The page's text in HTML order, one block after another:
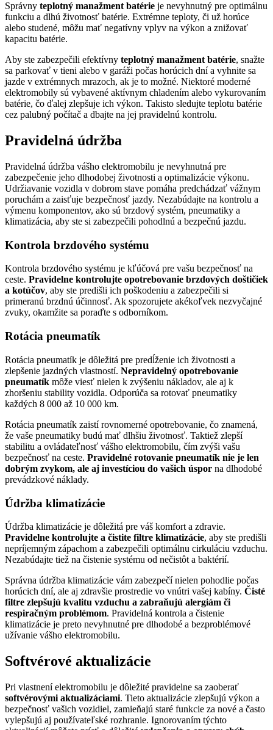
Správny teplotný manažment batérie je nevyhnutný pre optimálnu
funkciu a dlhú životnosť batérie. Extrémne teploty, či už horúce
alebo studené, môžu mať negatívny vplyv na výkon a znižovať
kapacitu batérie.
Aby ste zabezpečili efektívny teplotný manažment batérie, snažte
sa parkovať v tieni alebo v garáži počas horúcich dní a vyhnite sa
jazde v extrémnych mrazoch, ak je to možné. Niektoré moderné
elektromobily sú vybavené aktívnym chladením alebo vykurovaním
batérie, čo ďalej zlepšuje ich výkon. Takisto sledujte teplotu batérie
cez palubný počítač a dbajte na jej pravidelnú kontrolu.
Pravidelná údržba
Pravidelná údržba vášho elektromobilu je nevyhnutná pre
zabezpečenie jeho dlhodobej životnosti a optimalizácie výkonu.
Udržiavanie vozidla v dobrom stave pomáha predchádzať vážnym
poruchám a zaisťuje bezpečnosť jazdy. Nezabúdajte na kontrolu a
výmenu komponentov, ako sú brzdový systém, pneumatiky a
klimatizácia, aby ste si zabezpečili pohodlnú a bezpečnú jazdu.
Kontrola brzdového systému
Kontrola brzdového systému je kľúčová pre vašu bezpečnosť na
ceste. Pravidelne kontrolujte opotrebovanie brzdových doštičiek
a kotúčov, aby ste predišli ich poškodeniu a zabezpečili si
primeranú brzdnú účinnosť. Ak spozorujete akékoľvek nezvyčajné
zvuky, okamžite sa poraďte s odborníkom.
Rotácia pneumatík
Rotácia pneumatík je dôležitá pre predĺženie ich životnosti a
zlepšenie jazdných vlastností. Nepravidelný opotrebovanie
pneumatík môže viesť nielen k zvýšeniu nákladov, ale aj k
zhoršeniu stability vozidla. Odporúča sa rotovať pneumatiky
každých 8 000 až 10 000 km.
Rotácia pneumatík zaistí rovnomerné opotrebovanie, čo znamená,
že vaše pneumatiky budú mať dlhšiu životnosť. Taktiež zlepší
stabilitu a ovládateľnosť vášho elektromobilu, čím zvýši vašu
bezpečnosť na ceste. Pravidelné rotovanie pneumatík nie je len
dobrým zvykom, ale aj investíciou do vašich úspor na dlhodobé
prevádzkové náklady.
Údržba klimatizácie
Údržba klimatizácie je dôležitá pre váš komfort a zdravie.
Pravidelne kontrolujte a čistite filtre klimatizácie, aby ste predišli
nepríjemným zápachom a zabezpečili optimálnu cirkuláciu vzduchu.
Nezabúdajte tiež na čistenie systému od nečistôt a baktérií.
Správna údržba klimatizácie vám zabezpečí nielen pohodlie počas
horúcich dní, ale aj zdravšie prostredie vo vnútri vašej kabíny. Čisté
filtre zlepšujú kvalitu vzduchu a zabraňujú alergiám či
respiračným problémom. Pravidelná kontrola a čistenie
klimatizácie je preto nevyhnutné pre dlhodobé a bezproblémové
užívanie vášho elektromobilu.
Softvérové aktualizácie
Pri vlastnení elektromobilu je dôležité pravidelne sa zaoberať
softvérovými aktualizáciami. Tieto aktualizácie zlepšujú výkon a
bezpečnosť vašich vozidiel, zamieňajú staré funkcie za nové a často
vylepšujú aj používateľské rozhranie. Ignorovaním týchto